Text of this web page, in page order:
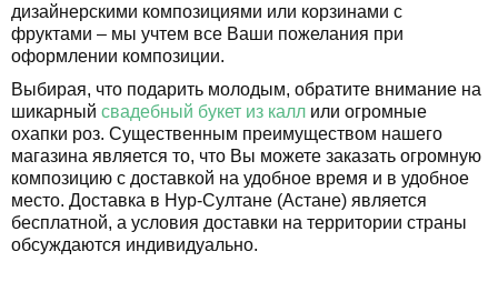
дизайнерскими композициями или корзинами с
фруктами – мы учтем все Ваши пожелания при
оформлении композиции.
Выбирая, что подарить молодым, обратите внимание на
шикарный свадебный букет из калл или огромные
охапки роз. Существенным преимуществом нашего
магазина является то, что Вы можете заказать огромную
композицию с доставкой на удобное время и в удобное
место. Доставка в Нур-Султане (Астане) является
бесплатной, а условия доставки на территории страны
обсуждаются индивидуально.